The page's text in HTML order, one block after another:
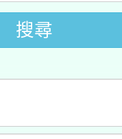
為「滿6
措施，延
搜尋